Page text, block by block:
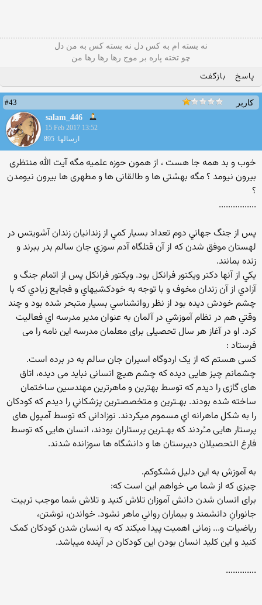
نه بسته ام به کس دل نه بسته کس به من دل
چو تخته پاره بر موج رها رها رها من
پاسخ بازگفت
کاربر
#43
salam_446
15 Feb 2017 13:52
ارسالها: 895
خوب و بد همه جا هست ، از همون حوزه علمیه مگه آیت الله منتظری
بیرون نیومد ؟ مگه بهشتی ها و طالقانی ها و مطهری ها بیرون نیومدن
؟
................
پس از جنگ جهاني دوم تعداد بسيار كمي از زندانيان زندان آشويتس در
لهستان موفق شدن كه از آن قتلگاه آدم سوزي جان سالم بدر ببرند و
زنده بمانند.
يكي از آنها دكتر ويكتور فرانكل بود. ويكتور فرانكل پس از اتمام جنگ و
آزادي از آن زندان مخوف و با توجه به خودكشيهاي و فجايع زيادي كه با
چشم خودش ديده بود از نظر روانشناسي بسيار متبحر شده بود و چند
وقتي هم در نظام آموزشي در آلمان به عنوان مدير مدرسه اي فعاليت
كرد. او در آغاز هر سال تحصیلی برای معلمان مدرسه این نامه را می
فرستاد :
کسی هستم که از یک اردوگاه اسیران جان سالم به در برده است.
چشمانم چیز هایی دیده که چشم هیچ انسانی نباید می دیده، اتاق
های گازی را ديدم كه توسط بهترين و ماهرترين مهندسين ساختمان
ساخته شده بودند. بهـترين و متخصصترين پزشكاني را ديدم كه كودكان
را به شكل ماهرانه اي مسموم ميكردند. نوزادانی که توسط آمپول های
پرستار هایی مـُردند که بهـترين پرستاران بودند، انسان هایی که توسط
فارغ التحصیلان دبیرستان ها و دانشگاه ها سوزانده شدند.
به آموزش به این دلیل مَشکوکم.
چیزی که از شما می خواهم این است که:
برای انسان شدن دانش آموزان تلاش کنید و تلاش شما موجب تربیت
جانورانِ دانشمند و بیماران روانیِ ماهر نشود. خواندن، نوشتن،
ریاضیات و... زمانی اهمیت پیدا میکند که به انسان شدن کودکان کمک
کنيد و اين كليد انسان بودن اين كودكان در آينده ميباشد.
.............